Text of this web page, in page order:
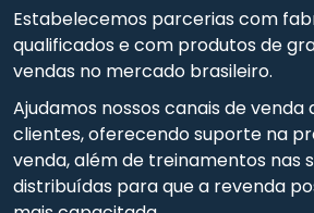
Estabelecemos parcerias com
qualificados e com produtos de
vendas no mercado brasileiro.
Ajudamos nossos canais de
clientes, oferecendo suporte na
venda, além de treinamentos nas
distribuídas para que a revenda